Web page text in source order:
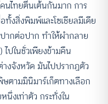
นไทยตื่นเต้นกันมาก การ
งสิ่งพิมพ์และโซเชียลมีเดีย
กต่อปาก ทำให้ผำกลาย
ปในชั่วเพียงข้ามคืน
งจังหวัด มันไปปรากฏตัว
ามมินิมาร์เก็ตทางเลือก
นึ่งเท่าตัว กระทั่งใน